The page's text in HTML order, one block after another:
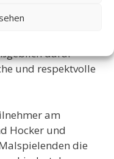
bei Arno
ich eine
dafür
und respektvolle
am
Hocker und
die